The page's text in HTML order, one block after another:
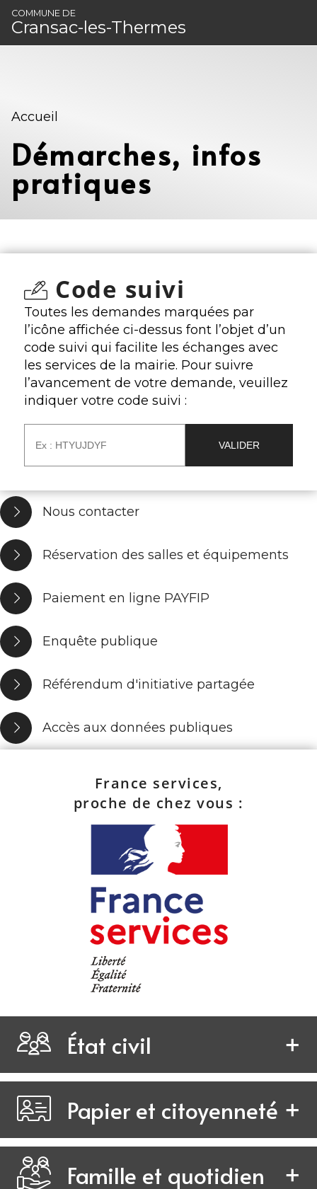
Panneau de gestion des cookies
COMMUNE DE
Cransac-les-Thermes
Accueil
Démarches, infos
pratiques
Code suivi
Toutes les demandes marquées par
l’icône affichée ci-dessus font l’objet d’un
code suivi qui facilite les échanges avec
les services de la mairie. Pour suivre
l’avancement de votre demande, veuillez
indiquer votre code suivi :
Nous contacter
Réservation des salles et équipements
Paiement en ligne PAYFIP
Enquête publique
Référendum d'initiative partagée
Accès aux données publiques
France services,
proche de chez vous :
État civil
Papier et citoyenneté
Famille et quotidien